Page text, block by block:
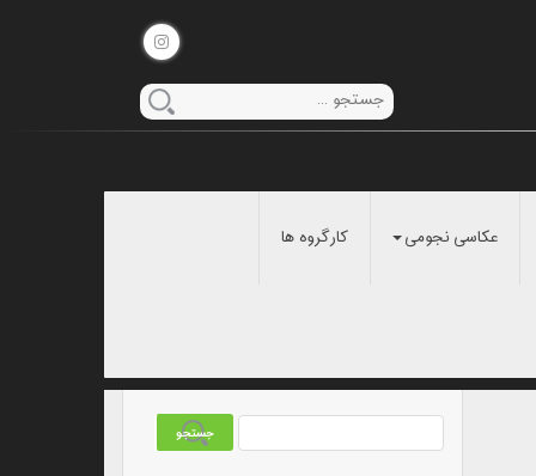
عکاسی نجومی کارگروه ها